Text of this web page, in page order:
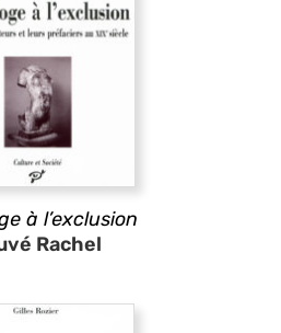
à l’exclusion
Rachel